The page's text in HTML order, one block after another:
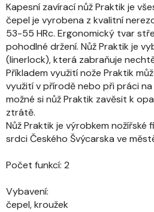
Kapesní zavírací nůž Praktik je
čepel je vyrobena z kvalitní
53-55 HRc. Ergonomický tvar
pohodlné držení. Nůž Praktik je
(linerlock), která zabraňuje
Příkladem využití nože Praktik
využití v přírodě nebo při práci na
možné si nůž Praktik zavěsit k
ztrátě.
Nůž Praktik je výrobkem nožířské
srdci Českého Švýcarska ve
Počet funkcí: 2
Vybavení:
čepel, kroužek